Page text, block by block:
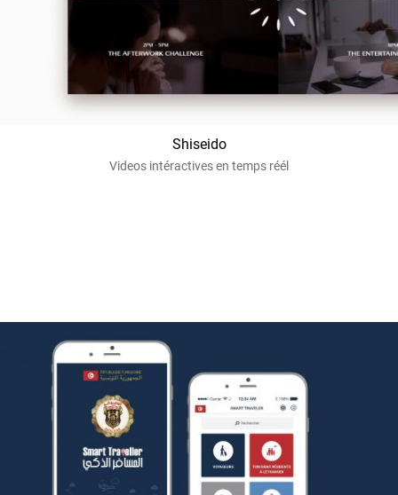
Shiseido
Videos intéractives en temps réél